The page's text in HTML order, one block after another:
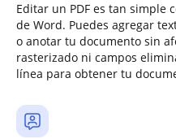
Editar un PDF es tan simple
de Word. Puedes agregar
o anotar tu documento sin
rasterizado ni campos
línea para obtener tu